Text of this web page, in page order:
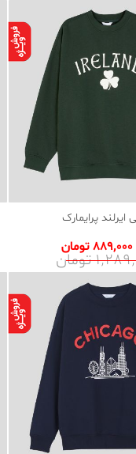
پرایمارک
تومان
889٬000 تومان